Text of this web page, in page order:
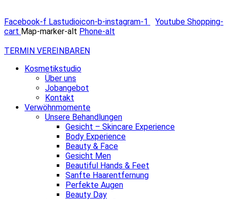
Facebook-f Lastudioicon-b-instagram-1 Youtube Shopping-
cart Map-marker-alt Phone-alt
TERMIN VEREINBAREN
Kosmetikstudio
Über uns
Jobangebot
Kontakt
Verwöhnmomente
Unsere Behandlungen
Gesicht – Skincare Experience
Body Experience
Beauty & Face
Gesicht Men
Beautiful Hands & Feet
Sanfte Haarentfernung
Perfekte Augen
Beauty Day